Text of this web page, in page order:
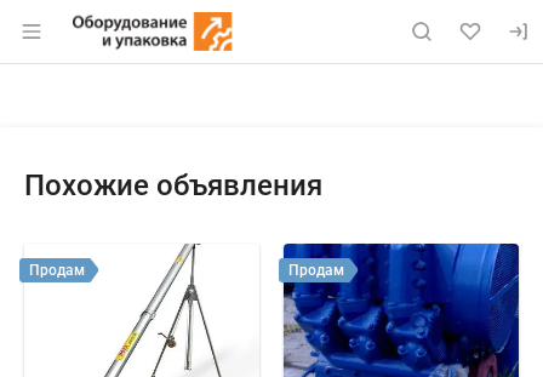
Раздел навигации по сайту eqinfo.ru
Похожие объявления
Продам Продам